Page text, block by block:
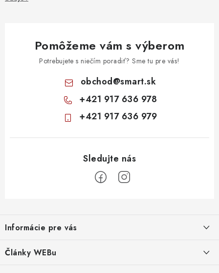
Pomôžeme vám s výberom
Potrebujete s niečím poradiť? Sme tu pre vás!
obchod@smart.sk
+421 917 636 978
+421 917 636 979
p
ä
Informácie pre vás
Obchodné podmienky
Články WEBu